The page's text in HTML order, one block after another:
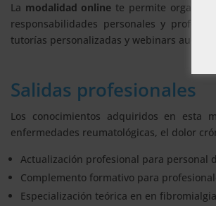
La modalidad online te permite
responsabilidades personales y
tutorías personalizadas y webinars
Salidas profesionales
Los conocimientos adquiridos en esta
enfermedades reumatológicas, el dolor
Actualización profesional para personal
Complemento formativo para
Especialización teórica en en